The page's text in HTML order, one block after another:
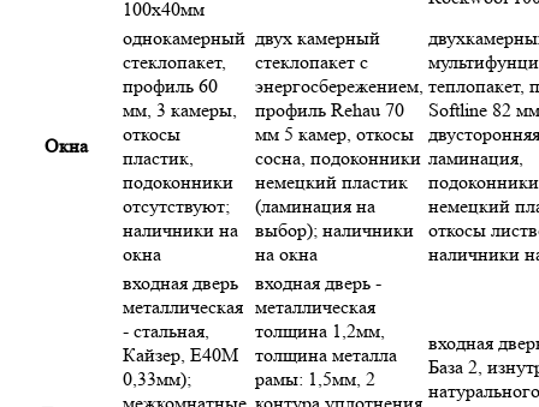
100х40мм
Окна
однокамерный
стеклопакет,
профиль 60
мм, 3 камеры,
откосы
пластик,
подоконники
отсутствуют;
наличники на
окна
двух камерный
стеклопакет с
энергосбережением,
профиль Rehau 70
мм 5 камер, откосы
сосна, подоконники
немецкий пластик
(ламинация на
выбор); наличники
на окна
теплопакет,
Softline 82
двусторонняя
ламинация,
подоконники
немецкий
откосы
наличники
входная дверь
металлическая
- стальная,
Кайзер, Е40М
0,33мм);
входная дверь -
металлическая
толщина 1,2мм,
толщина металла
рамы: 1,5мм, 2
входная
База 2,